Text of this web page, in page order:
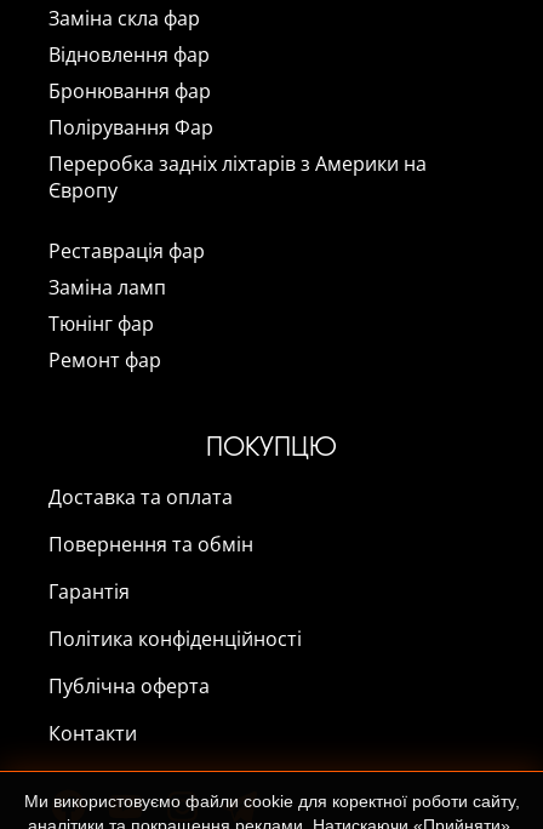
Заміна скла фар
Відновлення фар
Бронювання фар
Полірування Фар
Переробка задніх ліхтарів з Америки на
Європу
Реставрація фар
Заміна ламп
Тюнінг фар
Ремонт фар
ПОКУПЦЮ
Доставка та оплата
Повернення та обмін
Гарантія
Політика конфіденційності
Публічна оферта
Контакти
Ми використовуємо файли cookie для коректної роботи сайту,